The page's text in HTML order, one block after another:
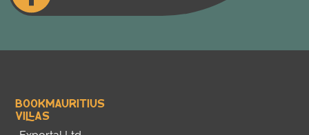
Bookmauritius
Villas